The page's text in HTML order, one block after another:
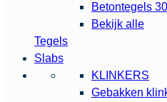
Betontegels
Bekijk alle
Tegels
Slabs
KLINKERS
Gebakken